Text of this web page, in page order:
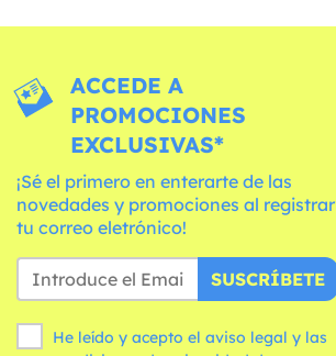
ACCEDE A
PROMOCIONES
EXCLUSIVAS*
¡Sé el primero en enterarte de las
novedades y promociones al registrar
tu correo eletrónico!
SUSCRÍBETE
He leído y acepto el aviso legal y las